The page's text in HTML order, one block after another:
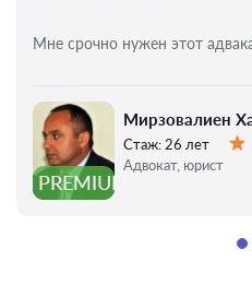
PREMIUM
Мирзовалиен
Стаж: 26 лет
Адвокат, юрист
Мне срочно нужен этот